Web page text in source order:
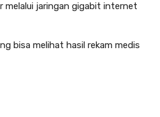
melalui jaringan gigabit internet
bisa melihat hasil rekam medis